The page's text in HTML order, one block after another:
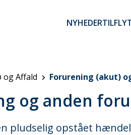
NYHEDER
og Affald Forurening (akut)
og anden
pludselig opstået